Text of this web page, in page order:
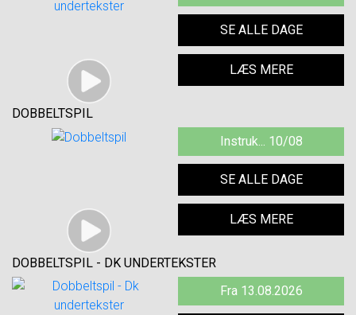
SE ALLE DAGE
LÆS MERE
DOBBELTSPIL
Instruk... 10/08
SE ALLE DAGE
LÆS MERE
DOBBELTSPIL - DK UNDERTEKSTER
Fra 13.08.2026